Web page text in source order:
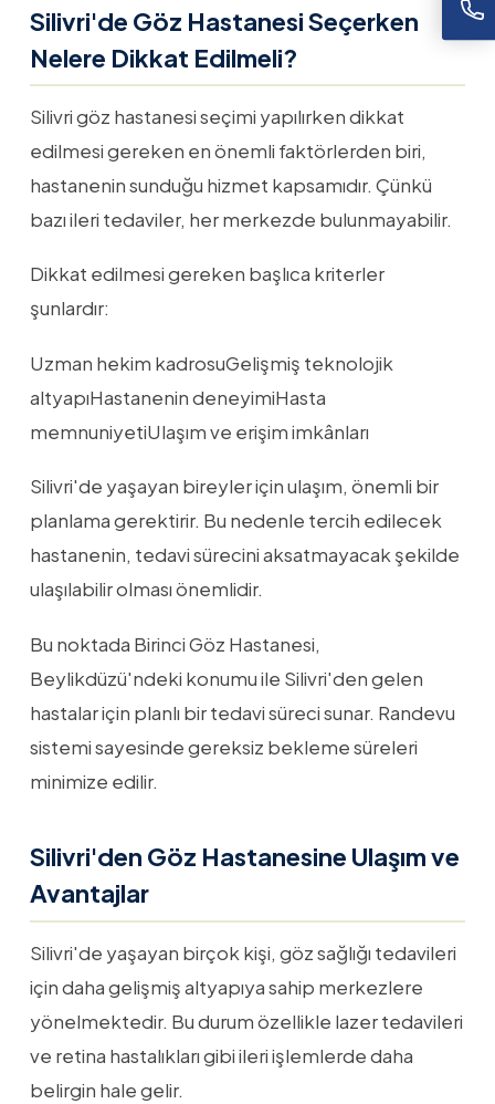
Silivri'de Göz Hastanesi Seçerken
Nelere Dikkat Edilmeli?
Silivri göz hastanesi seçimi yapılırken dikkat
edilmesi gereken en önemli faktörlerden biri,
hastanenin sunduğu hizmet kapsamıdır. Çünkü
bazı ileri tedaviler, her merkezde bulunmayabilir.
Dikkat edilmesi gereken başlıca kriterler
şunlardır:
Uzman hekim kadrosuGelişmiş teknolojik
altyapıHastanenin deneyimiHasta
memnuniyetiUlaşım ve erişim imkânları
Silivri'de yaşayan bireyler için ulaşım, önemli bir
planlama gerektirir. Bu nedenle tercih edilecek
hastanenin, tedavi sürecini aksatmayacak şekilde
ulaşılabilir olması önemlidir.
Bu noktada Birinci Göz Hastanesi,
Beylikdüzü'ndeki konumu ile Silivri'den gelen
hastalar için planlı bir tedavi süreci sunar. Randevu
sistemi sayesinde gereksiz bekleme süreleri
minimize edilir.
Silivri'den Göz Hastanesine Ulaşım ve
Avantajlar
Silivri'de yaşayan birçok kişi, göz sağlığı tedavileri
için daha gelişmiş altyapıya sahip merkezlere
yönelmektedir. Bu durum özellikle lazer tedavileri
ve retina hastalıkları gibi ileri işlemlerde daha
belirgin hale gelir.